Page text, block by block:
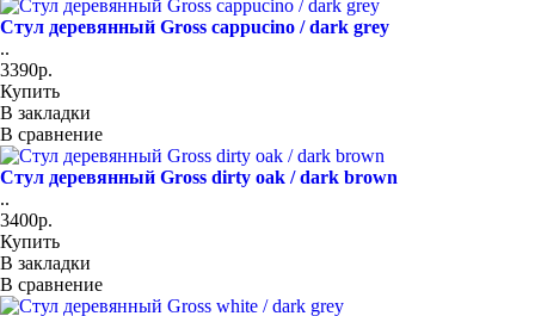
Стул деревянный Gross cappucino / dark grey
..
3390р.
Купить
В закладки
В сравнение
Стул деревянный Gross dirty oak / dark brown
..
3400р.
Купить
В закладки
В сравнение